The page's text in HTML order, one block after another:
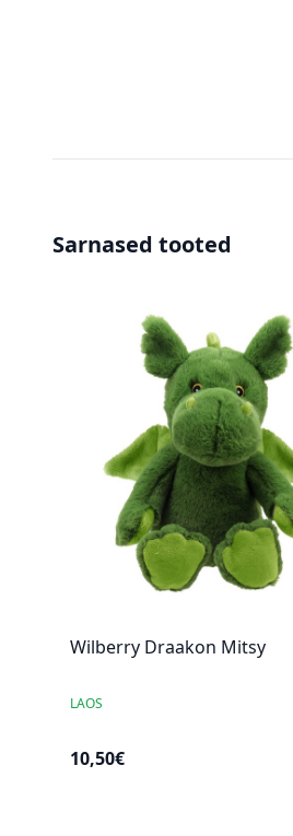
Sarnased tooted
Wilberry Draakon Mitsy
LAOS
10,50€